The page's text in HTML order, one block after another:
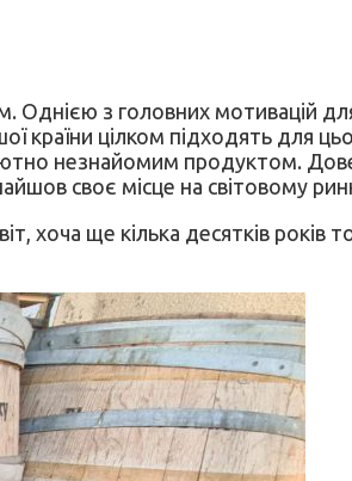
Однією з головних мотивацій
країни цілком підходять для
незнайомим продуктом.
своє місце на світовому
хоча ще кілька десятків років